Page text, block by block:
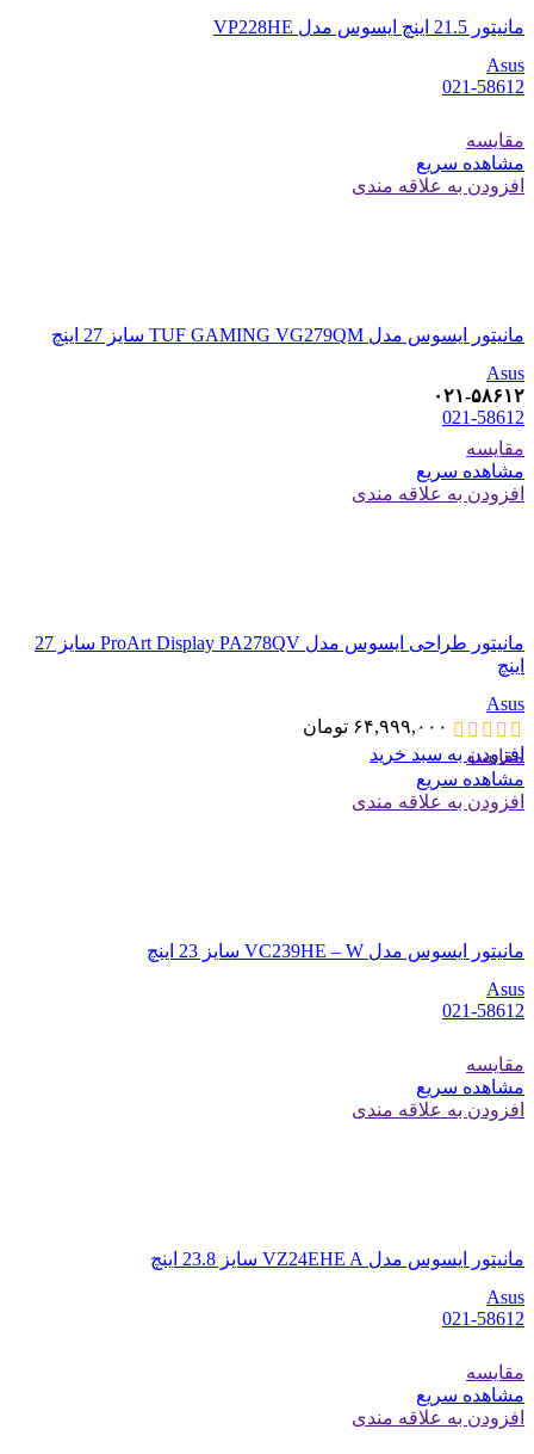
مانیتور 21.5 اینچ ایسوس مدل VP228HE
Asus
021-58612
مقایسه
مشاهده سریع
افزودن به علاقه مندی
مانیتور ایسوس مدل TUF GAMING VG279QM سایز 27 اینچ
Asus
۰۲۱-۵۸۶۱۲
021-58612
مقایسه
مشاهده سریع
افزودن به علاقه مندی
مانیتور طراحی ایسوس مدل ProArt Display PA278QV سایز 27
اینچ
Asus
۶۴,۹۹۹,۰۰۰ تومان
افزودن به سبد خرید
مقایسه
مشاهده سریع
افزودن به علاقه مندی
مانیتور ایسوس مدل VC239HE – W سایز 23 اینچ
Asus
021-58612
مقایسه
مشاهده سریع
افزودن به علاقه مندی
مانیتور ایسوس مدل VZ24EHE A سایز 23.8 اینچ
Asus
021-58612
مقایسه
مشاهده سریع
افزودن به علاقه مندی